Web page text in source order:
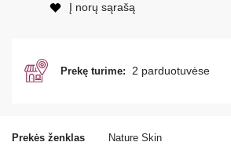
Prekės ženklas Nature Skin
Į norų sąrašą
Prekę turime: 2 parduotuvėse